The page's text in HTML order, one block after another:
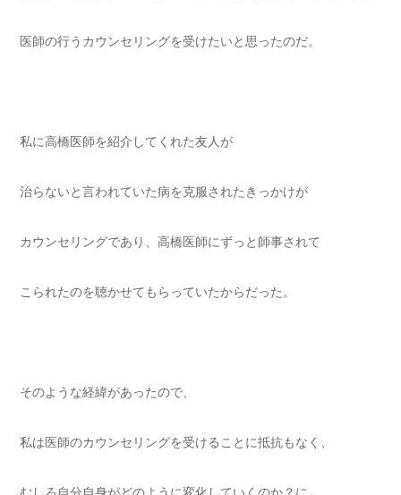
医師の行うカウンセリングを受けたいと思ったのだ。
私に高橋医師を紹介してくれた友人が
治らないと言われていた病を克服されたきっかけが
カウンセリングであり、高橋医師にずっと師事されて
こられたのを聴かせてもらっていたからだった。
そのような経緯があったので、
私は医師のカウンセリングを受けることに抵抗もなく、